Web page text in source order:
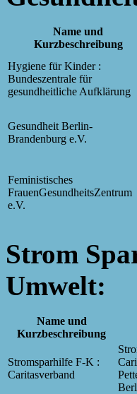
Name und
Kurzbeschreibung
Hygiene für Kinder :
Bundeszentrale für
gesundheitliche Aufklärung
Gesundheit Berlin-
Brandenburg e.V.
Feministisches
FrauenGesundheitsZentrum
e.V.
Strom
Umwelt:
Name und
Kurzbeschreibung
Stromsparhilfe F-K :
Caritasverband